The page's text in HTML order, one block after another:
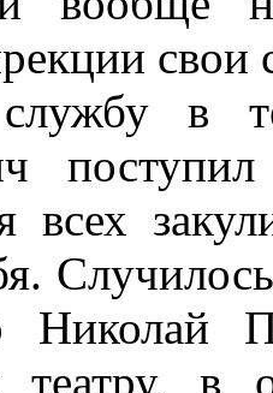
в
всех
Николай
в